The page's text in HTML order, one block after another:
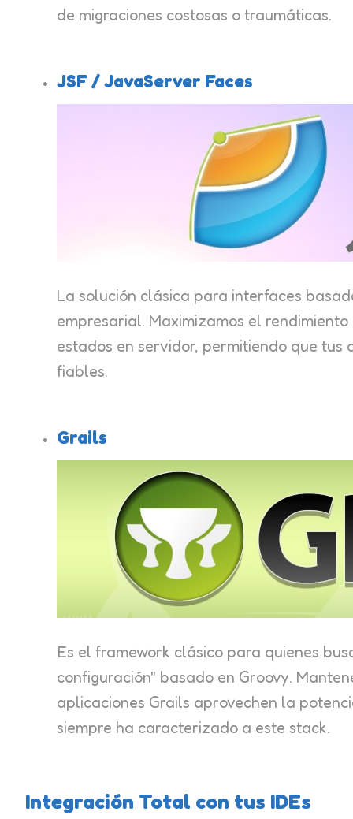
de migraciones costosas o traumáticas.
JSF / JavaServer Faces
La solución clásica para interfaces
empresarial. Maximizamos el
estados en servidor, permitiendo que tus
fiables.
Grails
Es el framework clásico para quienes
configuración" basado en Groovy.
aplicaciones Grails aprovechen la
siempre ha caracterizado a este stack.
Integración Total con tus IDEs